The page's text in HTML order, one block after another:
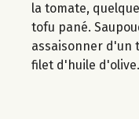
la tomate,
tofu pané.
assaisonner d'un
filet d'huile d'olive.